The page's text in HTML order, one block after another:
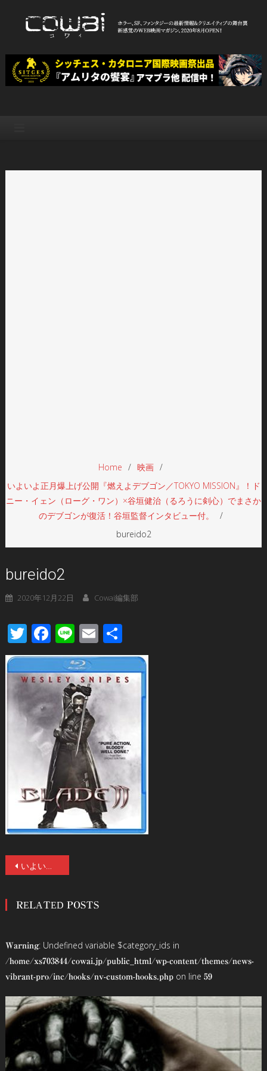
WEB映画マガジン「cowai コ
ワイ」
Home
映画
いよいよ正月爆上げ公開『燃えよデブゴン／TOKYO MISSION』！ド
ニー・イェン（ローグ・ワン）×谷垣健治（るろうに剣心）でまさか
のデブゴンが復活！谷垣監督インタビュー付。
bureido2
bureido2
2020年12月22日 Cowai編集部
Twitter
Facebook
LineEmail
有
投
ナ
ゲ
ー
シ
ョ
ン
いよいよ正月爆上げ公開『燃えよデブゴン／TOKYO MISSION』！ドニー・イェン（ローグ・ワン）×谷垣健治（るろうに剣心）でまさかのデブゴンが復活！谷垣監督インタビュー付。
RELATED POSTS
Warning: Undefined variable $category_ids in
/home/xs703844/cowai.jp/public_html/wp-content/themes/news-
vibrant-pro/inc/hooks/nv-custom-hooks.phpon line 59